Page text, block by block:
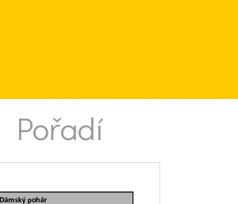
Pořadí